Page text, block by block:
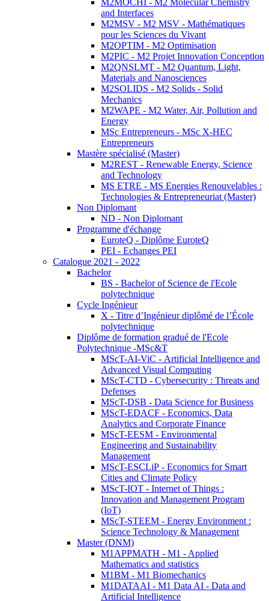
M2MOCHI - M2 Molecular Chemistry
and Interfaces
M2MSV - M2 MSV - Mathématiques
pour les Sciences du Vivant
M2OPTIM - M2 Optimisation
M2PIC - M2 Projet Innovation Conception
M2QNSLMT - M2 Quantum, Light,
Materials and Nanosciences
M2SOLIDS - M2 Solids - Solid
Mechanics
M2WAPE - M2 Water, Air, Pollution and
Energy
MSc Entrepreneurs - MSc X-HEC
Entrepreneurs
Mastère spécialisé (Master)
M2REST - Renewable Energy, Science
and Technology
MS ETRE - MS Energies Renouvelables :
Technologies & Entrepreneuriat (Master)
Non Diplomant
ND - Non Diplomant
Programme d'échange
EuroteQ - Diplôme EuroteQ
PEI - Echanges PEI
Catalogue 2021 - 2022
Bachelor
BS - Bachelor of Science de l'Ecole
polytechnique
Cycle Ingénieur
X - Titre d’Ingénieur diplômé de l’École
polytechnique
Diplôme de formation gradué de l'Ecole
Polytechnique -MSc&T
MScT-AI-ViC - Artificial Intelligence and
Advanced Visual Computing
MScT-CTD - Cybersecurity : Threats and
Defenses
MScT-DSB - Data Science for Business
MScT-EDACF - Economics, Data
Analytics and Corporate Finance
MScT-EESM - Environmental
Engineering and Sustainability
Management
MScT-ESCLiP - Economics for Smart
Cities and Climate Policy
MScT-IOT - Internet of Things :
Innovation and Management Program
(IoT)
MScT-STEEM - Energy Environment :
Science Technology & Management
Master (DNM)
M1APPMATH - M1 - Applied
Mathematics and statistics
M1BM - M1 Biomechanics
M1DATAAI - M1 Data AI - Data and
Artificial Intelligence